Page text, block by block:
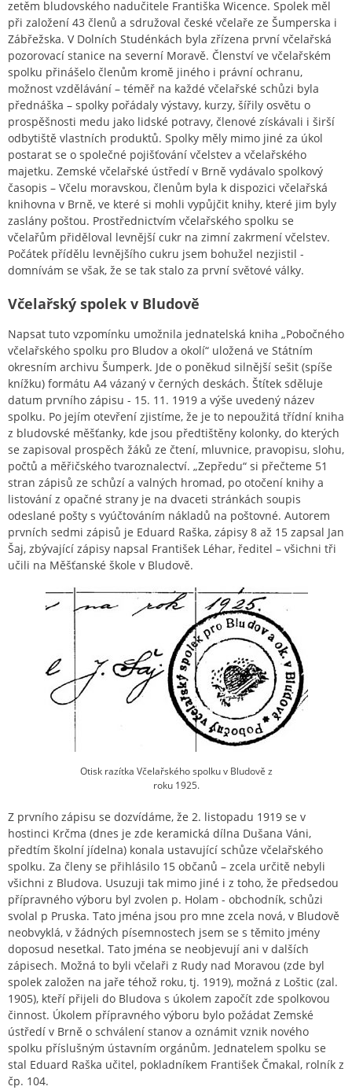
zetěm bludovského nadučitele Františka Wicence. Spolek měl
při založení 43 členů a sdružoval české včelaře ze Šumperska i
Zábřežska. V Dolních Studénkách byla zřízena první včelařská
pozorovací stanice na severní Moravě. Členství ve včelařském
spolku přinášelo členům kromě jiného i právní ochranu,
možnost vzdělávání – téměř na každé včelařské schůzi byla
přednáška – spolky pořádaly výstavy, kurzy, šířily osvětu o
prospěšnosti medu jako lidské potravy, členové získávali i širší
odbytiště vlastních produktů. Spolky měly mimo jiné za úkol
postarat se o společné pojišťování včelstev a včelařského
majetku. Zemské včelařské ústředí v Brně vydávalo spolkový
časopis – Včelu moravskou, členům byla k dispozici včelařská
knihovna v Brně, ve které si mohli vypůjčit knihy, které jim byly
zaslány poštou. Prostřednictvím včelařského spolku se
včelařům přiděloval levnější cukr na zimní zakrmení včelstev.
Počátek přídělu levnějšího cukru jsem bohužel nezjistil -
domnívám se však, že se tak stalo za první světové války.
Včelařský spolek v Bludově
Napsat tuto vzpomínku umožnila jednatelská kniha „Pobočného
včelařského spolku pro Bludov a okolí“ uložená ve Státním
okresním archivu Šumperk. Jde o poněkud silnější sešit (spíše
knížku) formátu A4 vázaný v černých deskách. Štítek sděluje
datum prvního zápisu - 15. 11. 1919 a výše uvedený název
spolku. Po jejím otevření zjistíme, že je to nepoužitá třídní kniha
z bludovské měšťanky, kde jsou předtištěny kolonky, do kterých
se zapisoval prospěch žáků ze čtení, mluvnice, pravopisu, slohu,
počtů a měřičského tvaroznalectví. „Zepředu“ si přečteme 51
stran zápisů ze schůzí a valných hromad, po otočení knihy a
listování z opačné strany je na dvaceti stránkách soupis
odeslané pošty s vyúčtováním nákladů na poštovné. Autorem
prvních sedmi zápisů je Eduard Raška, zápisy 8 až 15 zapsal Jan
Šaj, zbývající zápisy napsal František Léhar, ředitel – všichni tři
učili na Měšťanské škole v Bludově.
Otisk razítka Včelařského spolku v Bludově z
roku 1925.
Z prvního zápisu se dozvídáme, že 2. listopadu 1919 se v
hostinci Krčma (dnes je zde keramická dílna Dušana Váni,
předtím školní jídelna) konala ustavující schůze včelařského
spolku. Za členy se přihlásilo 15 občanů – zcela určitě nebyli
všichni z Bludova. Usuzuji tak mimo jiné i z toho, že předsedou
přípravného výboru byl zvolen p. Holam - obchodník, schůzi
svolal p Pruska. Tato jména jsou pro mne zcela nová, v Bludově
neobvyklá, v žádných písemnostech jsem se s těmito jmény
doposud nesetkal. Tato jména se neobjevují ani v dalších
zápisech. Možná to byli včelaři z Rudy nad Moravou (zde byl
spolek založen na jaře téhož roku, tj. 1919), možná z Loštic (zal.
1905), kteří přijeli do Bludova s úkolem započít zde spolkovou
činnost. Úkolem přípravného výboru bylo požádat Zemské
ústředí v Brně o schválení stanov a oznámit vznik nového
spolku příslušným ústavním orgánům. Jednatelem spolku se
stal Eduard Raška učitel, pokladníkem František Čmakal, rolník z
čp. 104.